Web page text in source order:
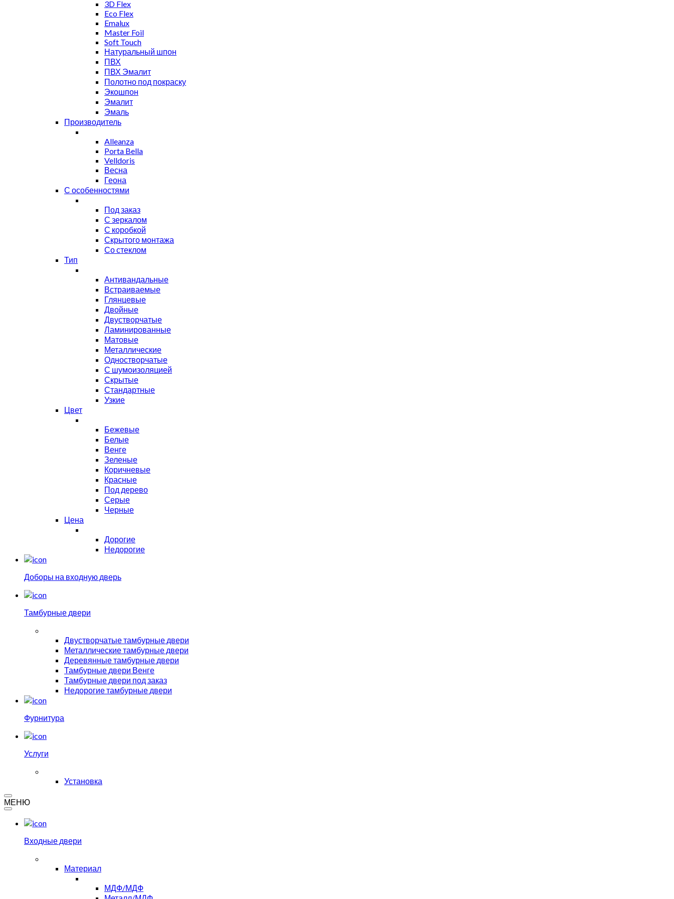
3D Flex
Eco Flex
Emalux
Master Foil
Soft Touch
Натуральный шпон
ПВХ
ПВХ Эмалит
Полотно под покраску
Экошпон
Эмалит
Эмаль
Производитель
Alleanza
Porta Bella
Velldoris
Весна
Геона
С особенностями
Под заказ
С зеркалом
С коробкой
Скрытого монтажа
Со стеклом
Тип
Антивандальные
Встраиваемые
Глянцевые
Двойные
Двустворчатые
Ламинированные
Матовые
Металлические
Одностворчатые
С шумоизоляцией
Скрытые
Стандартные
Узкие
Цвет
Бежевые
Белые
Венге
Зеленые
Коричневые
Красные
Под дерево
Серые
Черные
Цена
Дорогие
Недорогие
Доборы на входную дверь
Тамбурные двери
Двустворчатые тамбурные двери
Металлические тамбурные двери
Деревянные тамбурные двери
Тамбурные двери Венге
Тамбурные двери под заказ
Недорогие тамбурные двери
Фурнитура
Услуги
Установка
МЕНЮ
Входные двери
Материал
МДФ/МДФ